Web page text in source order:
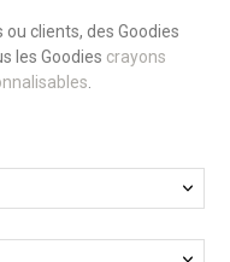
clients, des Goodies
les Goodies crayons